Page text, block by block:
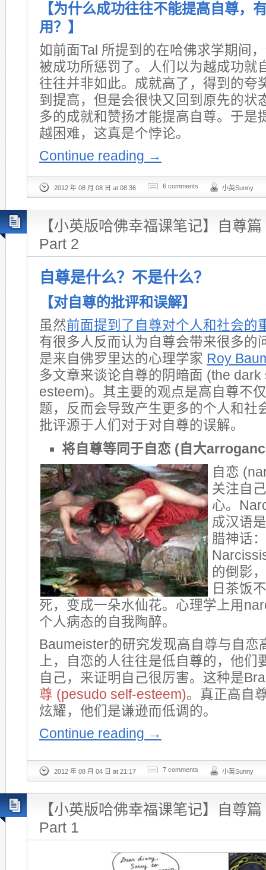
【为什么成功往往不能提高自尊，
用？】
如前面Tal 所提到的在哈佛求学期间
被成功所惩罚了。人们以为越成功就
往往并非如此。成就高了，得到的夸
到提高，但是会很快又回到原先的状
多的成就和赞扬才能提高自尊。于是
越困难，这真是个悖论。
Continue reading →
2012 年 08 月 08 日 at 08:36 6 comments 小英Sunny
【小英版哈佛幸福课笔记】自尊
Part 2
自尊是什么？不是什么？
【对自尊的批评和误解】
虽然前面提到了自尊对个人和社会的
有很多人反而认为自尊会带来很多的
是来自佛罗里达的心理学家 Roy
多文章来谈论自尊的阴暗面 (the dark
esteem)。其主要的观点是高自尊不
题，反而会导致产生更多的个人和社
批评源于人们对于对自尊的误解。
将自尊等同于自恋 (自大
自恋
关注自
心。
成汉语
腊神话
的倒影
日茶饭
死，变成一朵水仙花。心理学上用
个人病态的自我陶醉。
Baumeister的研究发现高自尊与自恋
上，自恋的人往往是低自尊的，他们
自己，来证明自己很厉害。这种是
尊 (pesudo self-esteem)。真正高自
炫耀，他们是谦逊而低调的。
Continue reading →
2012 年 08 月 04 日 at 21:17 7 comments 小英Sunny
【小英版哈佛幸福课笔记】自尊
Part 1